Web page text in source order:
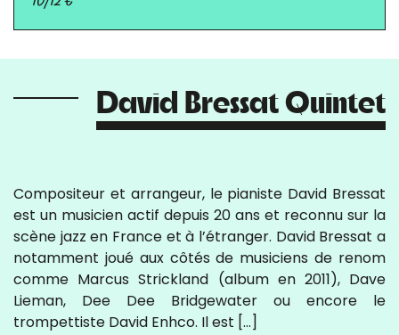
David Bressat Quintet
Compositeur et arrangeur, le pianiste David Bressat
est un musicien actif depuis 20 ans et reconnu sur la
scène jazz en France et à l’étranger. David Bressat a
notamment joué aux côtés de musiciens de renom
comme Marcus Strickland (album en 2011), Dave
Lieman, Dee Dee Bridgewater ou encore le
trompettiste David Enhco. Il est […]